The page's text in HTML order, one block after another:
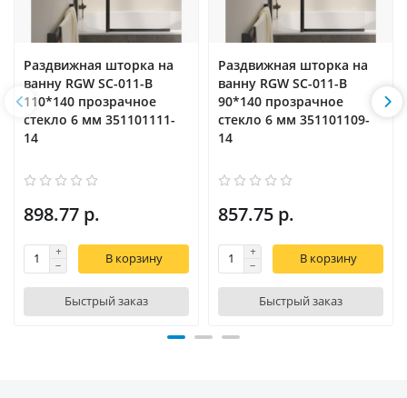
Раздвижная шторка на
ванну RGW SC-011-B
110*140 прозрачное
стекло 6 мм 351101111-
14
898.77 р.
В корзину
Быстрый заказ
Раздвижная шторка на
ванну RGW SC-011-B
90*140 прозрачное
стекло 6 мм 351101109-
14
857.75 р.
В корзину
Быстрый заказ